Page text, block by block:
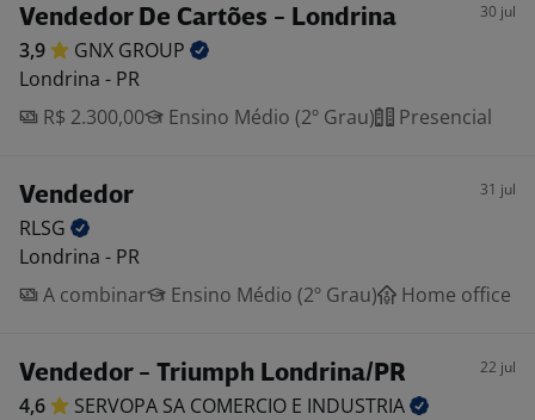
Vendedor De Cartões - Londrina 30 jul
3,9 GNX GROUP
Londrina - PR
R$ 2.300,00
Ensino Médio (2º Grau) Presencial
Vendedor 31 jul
RLSG
Londrina - PR
A combinar
Ensino Médio (2º Grau) Home office
Vendedor - Triumph Londrina/PR 22 jul
4,6 SERVOPA SA COMERCIO E INDUSTRIA